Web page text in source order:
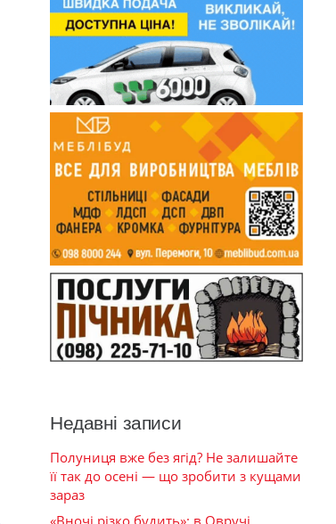
Недавні записи
Полуниця вже без ягід? Не залишайте
її так до осені — що зробити з кущами
зараз
«Вночі різко будить»: в Овручі